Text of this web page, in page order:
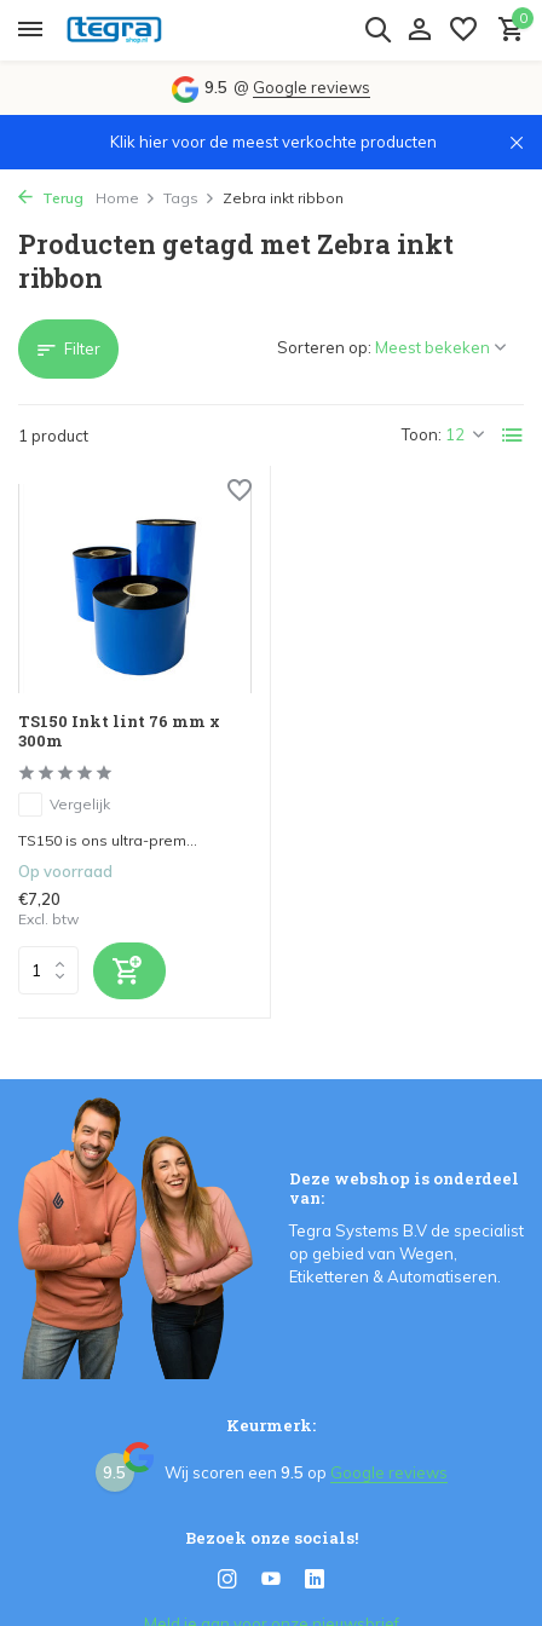
0
9.5 @ Google reviews
Klik hier voor de meest verkochte producten
Terug Home Tags Zebra inkt ribbon
Producten getagd met Zebra inkt
ribbon
Filter
1 product Toon:
Sorteren op:
TS150 Inkt lint 76 mm x
300m
Vergelijk
TS150 is ons ultra-prem...
Op voorraad
€7,20
Excl. btw
Deze webshop is onderdeel
van:
Tegra Systems B.V de specialist
op gebied van Wegen,
Etiketteren & Automatiseren.
Keurmerk:
9.5 Wij scoren een 9.5 op Google reviews
Bezoek onze socials!